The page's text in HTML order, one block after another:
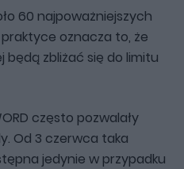
60 najpoważniejszych
oznacza to, że
będą zbliżać się do limitu
często pozwalały
Od 3 czerwca taka
jedynie w przypadku